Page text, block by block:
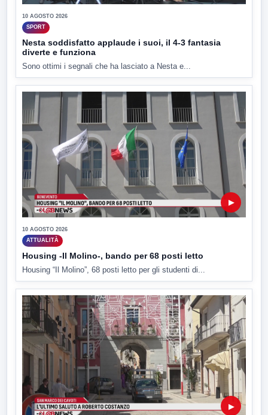
10 AGOSTO 2026
SPORT
Nesta soddisfatto applaude i suoi, il 4-3 fantasia
diverte e funziona
Sono ottimi i segnali che ha lasciato a Nesta e...
▶
10 AGOSTO 2026
ATTUALITÀ
Housing -Il Molino-, bando per 68 posti letto
Housing “Il Molino”, 68 posti letto per gli studenti di...
▶